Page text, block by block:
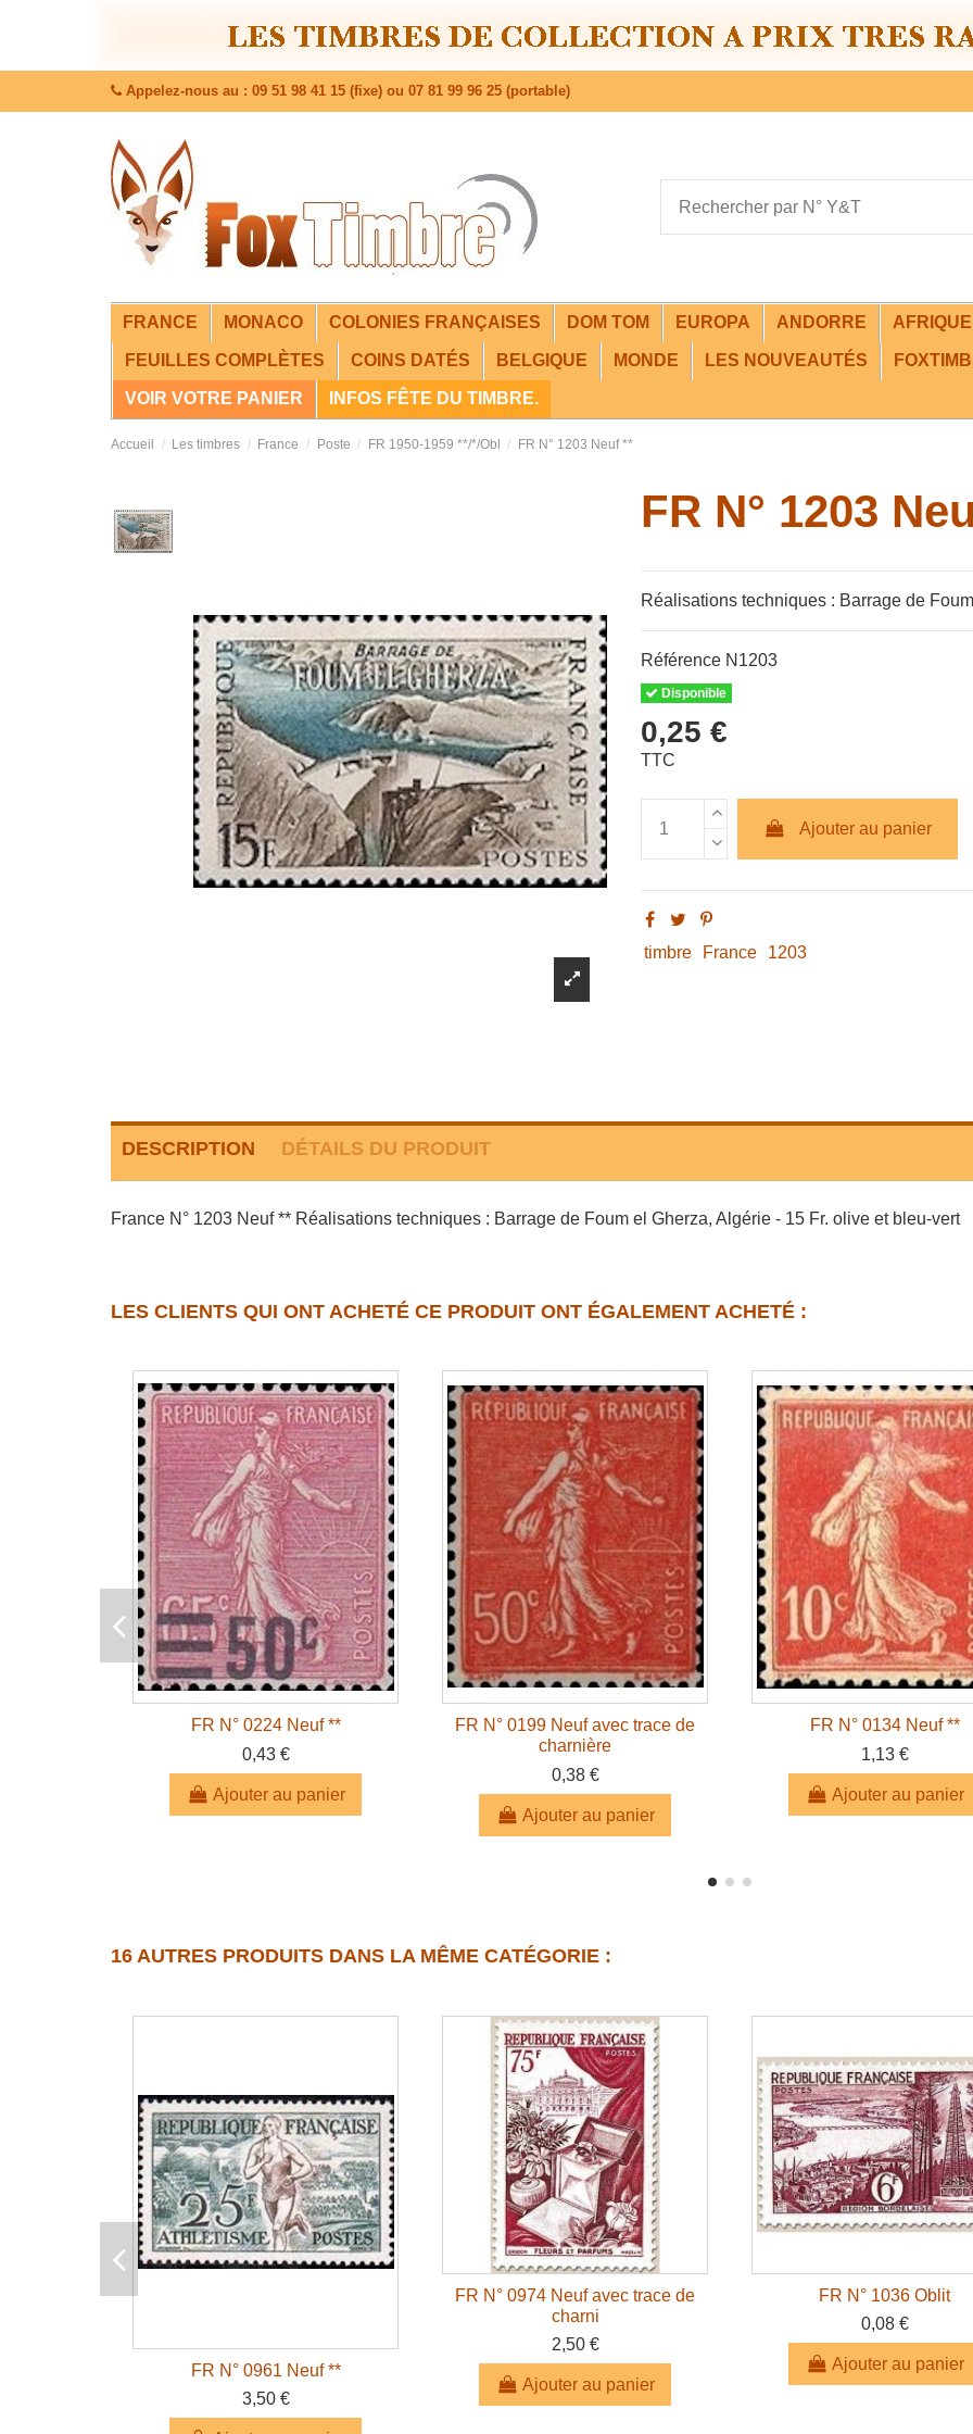
Appelez-nous au : 09 51 98 41 15 (fixe) ou 07 81 99 96 25 (portable)
FRANCE MONACO COLONIES FRANÇAISES DOM TOM EUROPA ANDORRE
FEUILLES COMPLÈTES COINS DATÉS BELGIQUE MONDE LES NOUVEAUTÉS
VOIR VOTRE PANIER INFOS FÊTE DU TIMBRE.
Accueil Les timbres France Poste FR 1950-1959 **/*/Obl FR N° 1203 Neuf **
FR N° 1203
Réalisations techniques : Barrage de
Référence N1203
Disponible
0,25 €
TTC
Ajouter au panier
timbre France 1203
DESCRIPTION DÉTAILS DU PRODUIT
France N° 1203 Neuf ** Réalisations techniques : Barrage de Foum el Gherza, Algérie - 15 Fr. olive et bleu-vert
LES CLIENTS QUI ONT ACHETÉ CE PRODUIT ONT ÉGALEMENT ACHETÉ :
FR N° 0224 Neuf **
0,43 €
Ajouter au panier
FR N° 0199 Neuf avec trace de
charnière
0,38 €
Ajouter au panier
FR N° 0134 Neuf **
1,13 €
Ajouter au panier
16 AUTRES PRODUITS DANS LA MÊME CATÉGORIE :
FR N° 0961 Neuf **
3,50 €
FR N° 0974 Neuf avec trace de
charni
2,50 €
Ajouter au panier
FR N° 1036 Oblit
0,08 €
Ajouter au panier